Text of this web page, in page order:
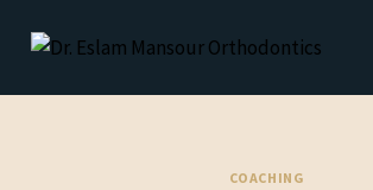
COACHING